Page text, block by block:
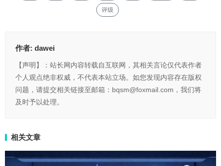
评级
作者: dawei
【声明】：站长网内容转载自互联网，其相关言论仅代表作者
个人观点绝非权威，不代表本站立场。如您发现内容存在版权
问题，请提交相关链接至邮箱：bqsm@foxmail.com，我们将
及时予以处理。
相关文章